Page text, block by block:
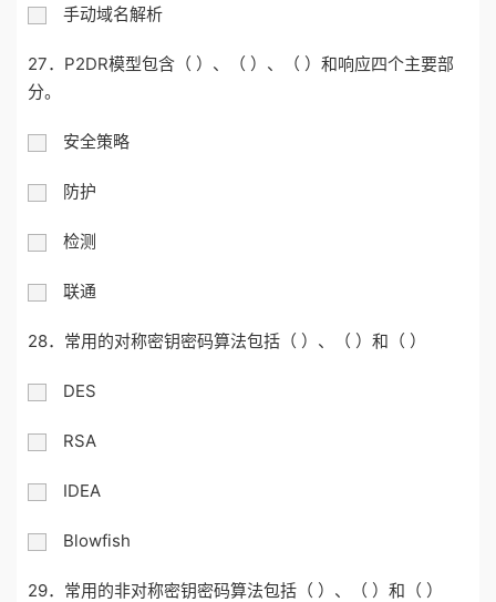
手动域名解析
27．P2DR模型包含（ ）、（ ）、（ ）和响应四个主要部
分。
安全策略
防护
检测
联通
28．常用的对称密钥密码算法包括（ ）、（ ）和（ ）
DES
RSA
IDEA
Blowfish
29．常用的非对称密钥密码算法包括（ ）、（ ）和（ ）